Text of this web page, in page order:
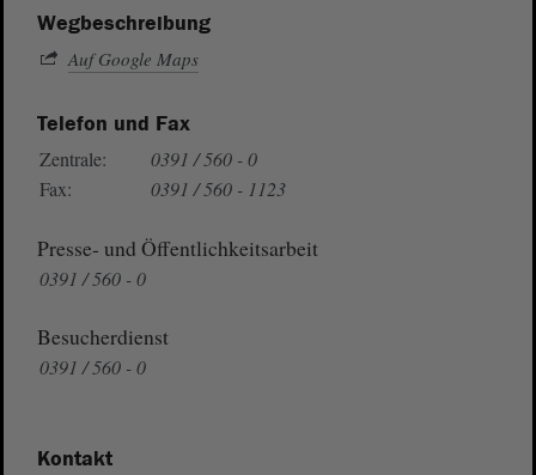
Wegbeschreibung
Auf Google Maps
Telefon und Fax
Zentrale:
0391 / 560 - 0
Fax:
0391 / 560 - 1123
Presse- und Öffentlichkeitsarbeit
0391 / 560 - 0
Besucherdienst
0391 / 560 - 0
Kontakt